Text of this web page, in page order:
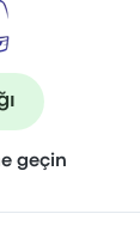
geçin